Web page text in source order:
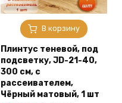
В корзину
Плинтус теневой, под
подсветку, JD-21-40,
300 см, с
рассеивателем,
Чёрный матовый, 1 шт